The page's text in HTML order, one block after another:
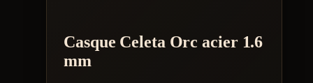
page
Casque Celeta Orc acier 1.6
mm